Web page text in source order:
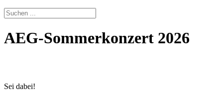
AEG-Sommerkonzert 2026
Sei dabei!